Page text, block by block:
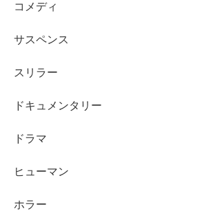
コメディ
サスペンス
スリラー
ドキュメンタリー
ドラマ
ヒューマン
ホラー